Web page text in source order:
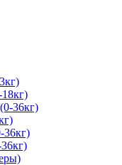
36кг)
36кг)